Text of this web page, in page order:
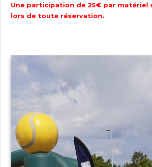
Une participation de 25€ par matériel
lors de toute réservation.